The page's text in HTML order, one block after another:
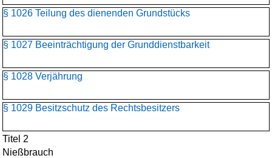
§ 1026 Teilung des dienenden Grundstücks
§ 1027 Beeinträchtigung der Grunddienstbarkeit
§ 1028 Verjährung
§ 1029 Besitzschutz des Rechtsbesitzers
Titel 2
Nießbrauch